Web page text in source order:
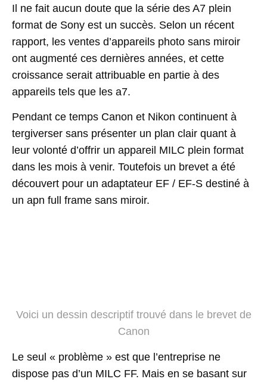
Il ne fait aucun doute que la série des A7 plein
format de Sony est un succès. Selon un récent
rapport, les ventes d’appareils photo sans miroir
ont augmenté ces dernières années, et cette
croissance serait attribuable en partie à des
appareils tels que les a7.
Pendant ce temps Canon et Nikon continuent à
tergiverser sans présenter un plan clair quant à
leur volonté d’offrir un appareil MILC plein format
dans les mois à venir. Toutefois un brevet a été
découvert pour un adaptateur EF / EF-S destiné à
un apn full frame sans miroir.
Voici un dessin descriptif trouvé dans le brevet de
Canon
Le seul « problème » est que l’entreprise ne
dispose pas d’un MILC FF. Mais en se basant sur